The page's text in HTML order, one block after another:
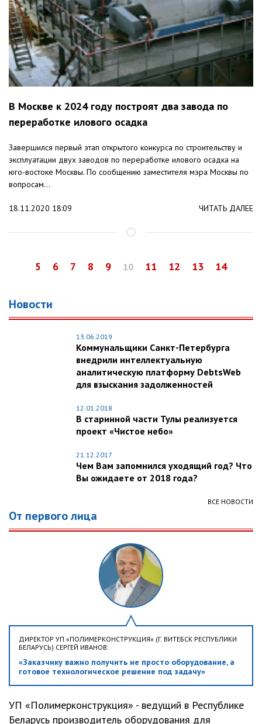
В Москве к 2024 году построят два завода по
переработке илового осадка
Завершился первый этап открытого конкурса по строительству и
эксплуатации двух заводов по переработке илового осадка на
юго-востоке Москвы. По сообщению заместителя мэра Москвы по
вопросам...
18.11.2020 18:09 ЧИТАТЬ ДАЛЕЕ
5 6 7 8 9 10 11 12 13 14
Новости
13.06.2019
Коммунальщики Санкт-Петербурга
внедрили интеллектуальную
аналитическую платформу DebtsWeb
для взыскания задолженностей
12.01.2018
В старинной части Тулы реализуется
проект «Чистое небо»
21.12.2017
Чем Вам запомнился уходящий год? Что
Вы ожидаете от 2018 года?
ВСЕ НОВОСТИ
От первого лица
ДИРЕКТОР УП «ПОЛИМЕРКОНСТРУКЦИЯ» (Г. ВИТЕБСК РЕСПУБЛИКИ
БЕЛАРУСЬ) СЕРГЕЙ ИВАНОВ:
«Заказчику важно получить не просто оборудование, а
готовое технологическое решение под задачу»
УП «Полимерконструкция» - ведущий в Республике
Беларусь производитель оборудования для